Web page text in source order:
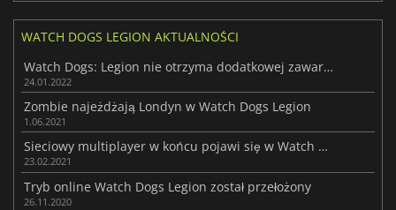
WATCH DOGS LEGION AKTUALNOŚCI
Watch Dogs: Legion nie otrzyma dodatkowej zawartości
24.01.2022
Zombie najeżdżają Londyn w Watch Dogs Legion
1.06.2021
Sieciowy multiplayer w końcu pojawi się w Watch Dogs Legion
23.02.2021
Tryb online Watch Dogs Legion został przełożony
26.11.2020